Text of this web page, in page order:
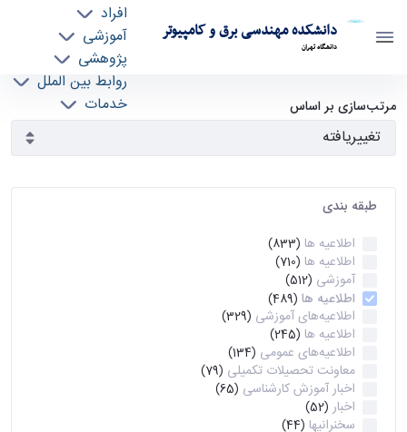
دانشکده مهندسی برق و کامپیوتر
دانشگاه تهران
افراد
آموزشی
پژوهشی
روابط بین الملل
خدمات
آرشیو اطلاعیه ها - ece- دانشکده مهندسی برق و
کامپیوتر
مرتب‌سازی بر اساس
طبقه بندی
اطلاعیه ها (833)
اطلاعیه ها (710)
آموزشی (512)
اطلاعیه ها (489)
اطلاعیه‌های‌ آموزشی (329)
اطلاعیه ها (245)
اطلاعیه‌های عمومی (134)
معاونت تحصیلات تکمیلی (79)
اخبار آموزش کارشناسی (65)
اخبار (52)
سخنرانیها (44)